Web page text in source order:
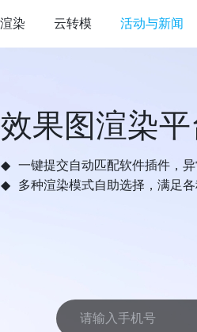
染 云转模 活动与新闻
效果图渲染平
一键提交自动匹配软件插件，
多种渲染模式自助选择，满足